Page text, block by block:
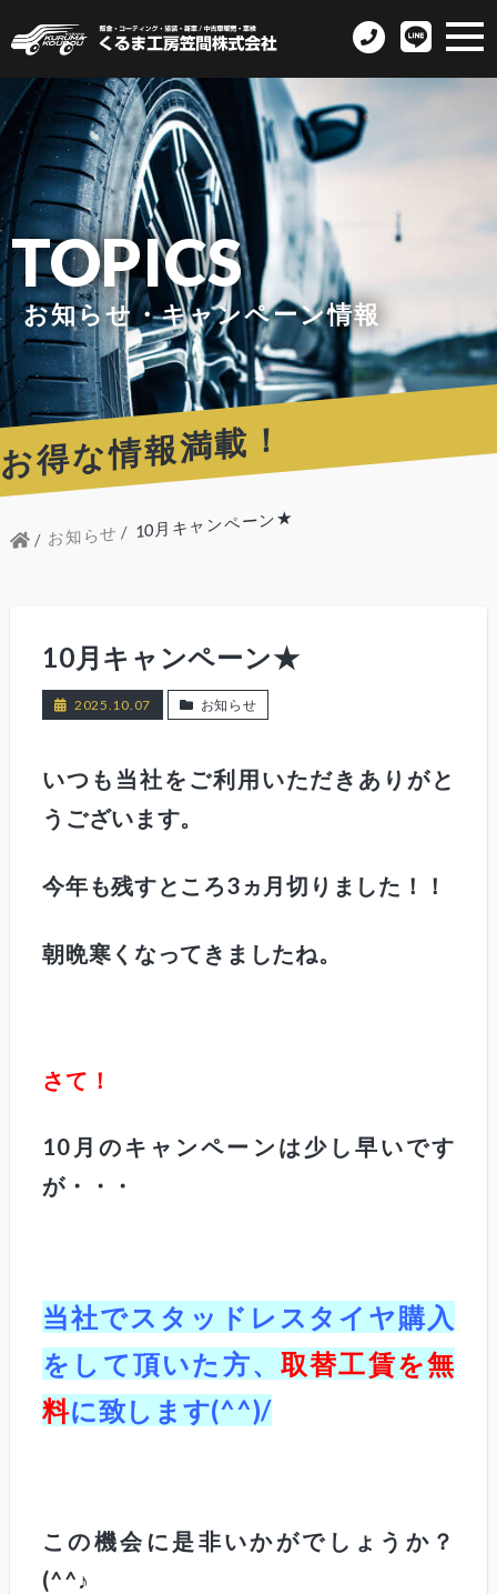
TOPICS
お知らせ・キャンペーン情報
お得な情報満載！
お知らせ 10月キャンペーン★
10月キャンペーン★
2025.10.07 お知らせ
いつも当社をご利用いただきありがと
うございます。
今年も残すところ3ヵ月切りました！！
朝晩寒くなってきましたね。
さて！
10月のキャンペーンは少し早いです
が・・・
当社でスタッドレスタイヤ購入
をして頂いた方、 取替工賃を無
料に致します(^^)/
この機会に是非いかがでしょうか？
(^^♪